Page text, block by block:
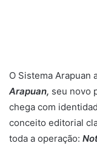
O Sistema Arapuan
Arapuan, seu novo
chega com
conceito editorial
toda a operação: